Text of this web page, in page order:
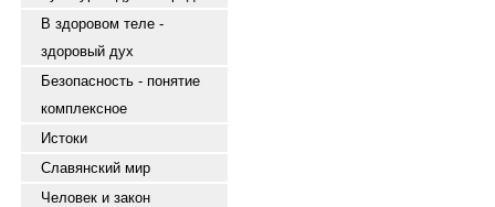
В здоровом теле -
здоровый дух
Безопасность - понятие
комплексное
Истоки
Славянский мир
Человек и закон